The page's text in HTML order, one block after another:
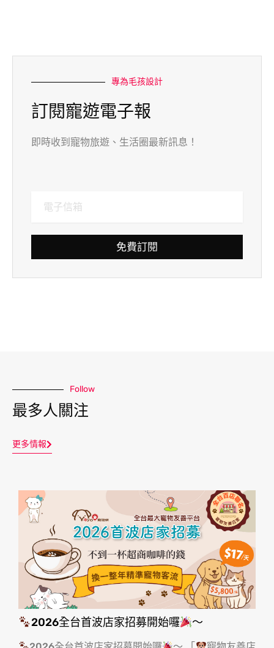
專為毛孩設計
訂閱寵遊電子報
即時收到寵物旅遊、生活圈最新訊息！
免費訂閱
Follow
最多人關注
更多情報
2026全台首波店家招募開始囉 ～